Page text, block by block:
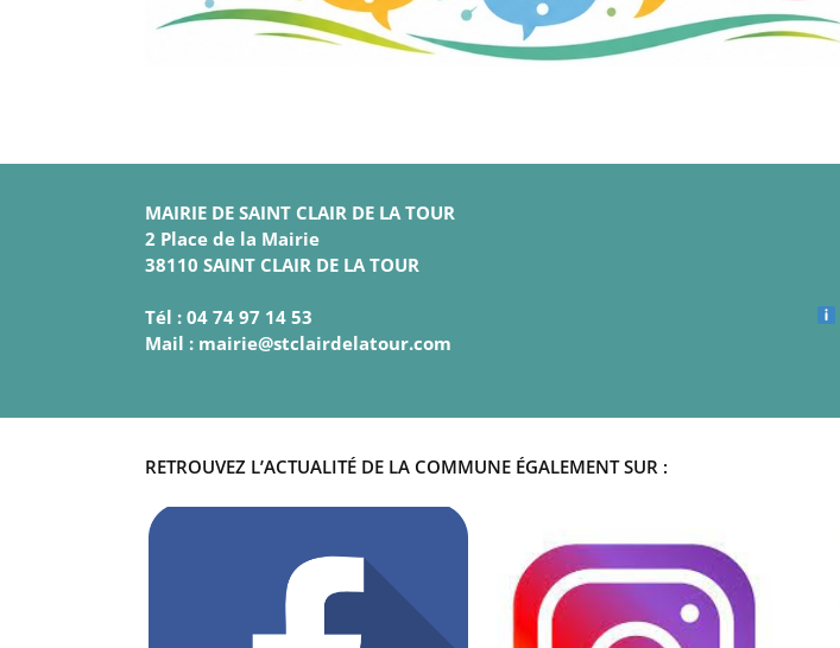
MAIRIE DE SAINT CLAIR DE LA TOUR
2 Place de la Mairie
38110 SAINT CLAIR DE LA TOUR
Tél : 04 74 97 14 53
Mail : mairie@stclairdelatour.com
RETROUVEZ L’ACTUALITÉ DE LA COMMUNE ÉGALEMENT SUR :